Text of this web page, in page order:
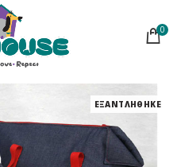
0
ΕΞΑΝΤΛΗΘΗΚΕ